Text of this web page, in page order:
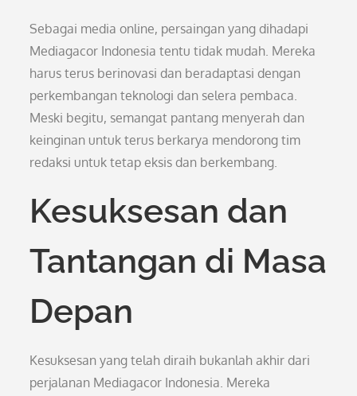
Sebagai media online, persaingan yang dihadapi
Mediagacor Indonesia tentu tidak mudah. Mereka
harus terus berinovasi dan beradaptasi dengan
perkembangan teknologi dan selera pembaca.
Meski begitu, semangat pantang menyerah dan
keinginan untuk terus berkarya mendorong tim
redaksi untuk tetap eksis dan berkembang.
Kesuksesan dan
Tantangan di Masa
Depan
Kesuksesan yang telah diraih bukanlah akhir dari
perjalanan Mediagacor Indonesia. Mereka